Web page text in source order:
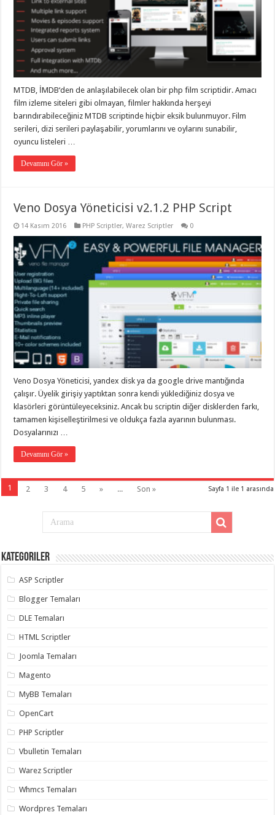
MTDB, İMDB‘den de anlaşılabilecek olan bir php film scriptidir. Amacı
film izleme siteleri gibi olmayan, filmler hakkında herşeyi
barındırabileceğiniz MTDB scriptinde hiçbir eksik bulunmuyor. Film
serileri, dizi serileri paylaşabilir, yorumlarını ve oylarını sunabilir,
oyuncu listeleri …
Devamını Gör »
Veno Dosya Yöneticisi v2.1.2 PHP Script
14 Kasım 2016 PHP Scriptler,Warez Scriptler 0
Veno Dosya Yöneticisi, yandex disk ya da google drive mantığında
çalışır. Üyelik girişiy yaptıktan sonra kendi yüklediğiniz dosya ve
klasörleri görüntüleyeceksiniz. Ancak bu scriptin diğer disklerden farkı,
tamamen kişiselleştirilmesi ve oldukça fazla ayarının bulunması.
Dosyalarınızı …
Devamını Gör »
Sayfa 1 ile 1 arasında
1 2 3 4 5 » ... Son »
Kategoriler
ASP Scriptler
Blogger Temaları
DLE Temaları
HTML Scriptler
Joomla Temaları
Magento
MyBB Temaları
OpenCart
PHP Scriptler
Vbulletin Temaları
Warez Scriptler
Whmcs Temaları
Wordpres Temaları